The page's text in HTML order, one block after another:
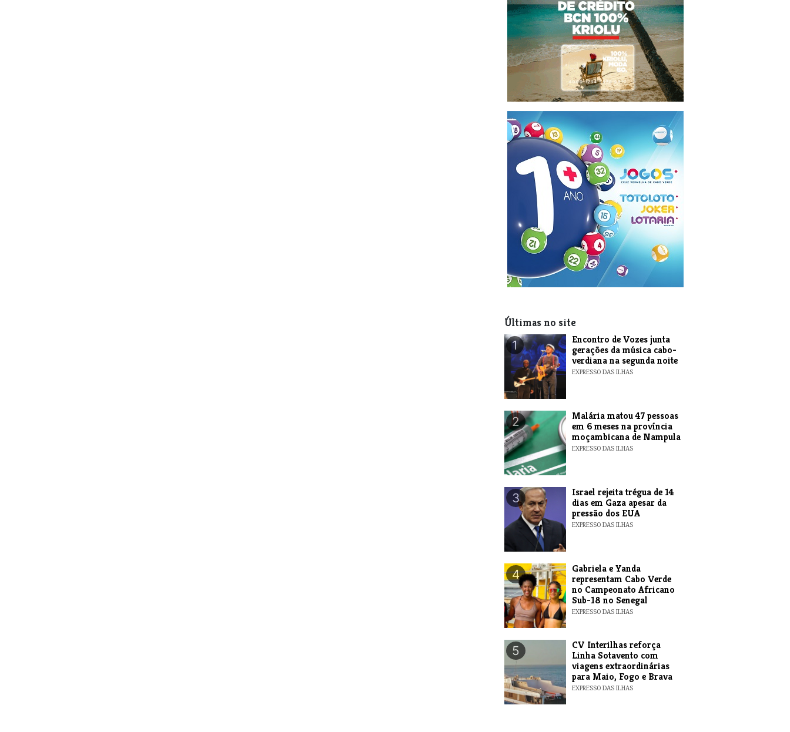
Últimas no site
1
Encontro de Vozes junta
gerações da música cabo-
verdiana na segunda noite
EXPRESSO DAS ILHAS
2
​Malária matou 47 pessoas
em 6 meses na província
moçambicana de Nampula
EXPRESSO DAS ILHAS
3
​Israel rejeita trégua de 14
dias em Gaza apesar da
pressão dos EUA
EXPRESSO DAS ILHAS
4
Gabriela e Yanda
representam Cabo Verde
no Campeonato Africano
Sub-18 no Senegal
EXPRESSO DAS ILHAS
5
​CV Interilhas reforça
Linha Sotavento com
viagens extraordinárias
para Maio, Fogo e Brava
EXPRESSO DAS ILHAS